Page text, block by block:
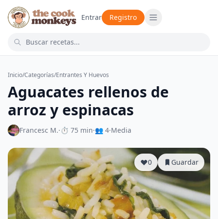
Entrar Registro
Inicio/Categorías/Entrantes Y Huevos
Aguacates rellenos de
arroz y espinacas
Francesc M.·⏱ 75 min·👥 4·Media
0 Guardar